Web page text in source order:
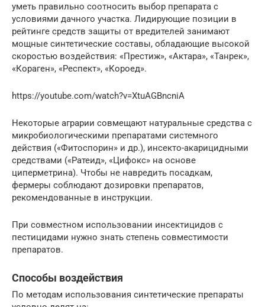
уметь правильно соотносить выбор препарата с
условиями дачного участка. Лидирующие позиции в
рейтинге средств защиты от вредителей занимают
мощные синтетические составы, обладающие высокой
скоростью воздействия: «Престиж», «Актара», «Танрек»,
«Кораген», «Респект», «Короед».
https://youtube.com/watch?v=XtuAGBncniA
Некоторые аграрии совмещают натуральные средства с
микробиологическими препаратами системного
действия («Фитоспорин» и др.), инсекто-акарицидными
средствами («Ратеид», «Цифокс» на основе
циперметрина). Чтобы не навредить посадкам,
фермеры соблюдают дозировки препаратов,
рекомендованные в инструкции.
При совместном использовании инсектицидов с
пестицидами нужно знать степень совместимости
препаратов.
Способы воздействия
По методам использования синтетические препараты